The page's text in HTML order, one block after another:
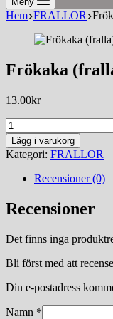
Hem FRALLOR
Frökaka
13.00kr
Frökaka
(fralla)
mängd
Lägg i varukorg
Kategori: FRALLOR
Recensioner (0)
Recensioner
Det finns inga
Bli först med att
Din e-postadress
Namn *